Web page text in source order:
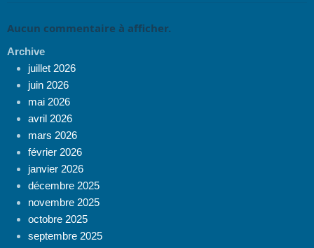
Aucun commentaire à afficher.
Archive
juillet 2026
juin 2026
mai 2026
avril 2026
mars 2026
février 2026
janvier 2026
décembre 2025
novembre 2025
octobre 2025
septembre 2025